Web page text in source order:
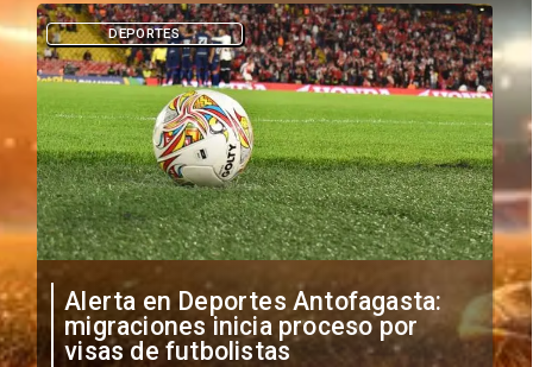
Alerta en Deportes Antofagasta:
migraciones inicia proceso por
visas de futbolistas
DEPORTES